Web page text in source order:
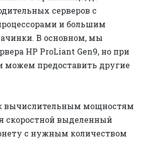
серверов с
и большим
В основном, мы
HP ProLiant Gen9, но при
можем предоставить другие
вычислительным мощностям
скоростной выделенный
с нужным количеством